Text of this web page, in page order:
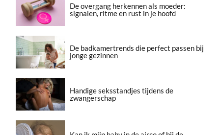
De overgang herkennen als moeder:
signalen, ritme en rust in je hoofd
De badkamertrends die perfect passen bij
jonge gezinnen
Handige seksstandjes tijdens de
zwangerschap